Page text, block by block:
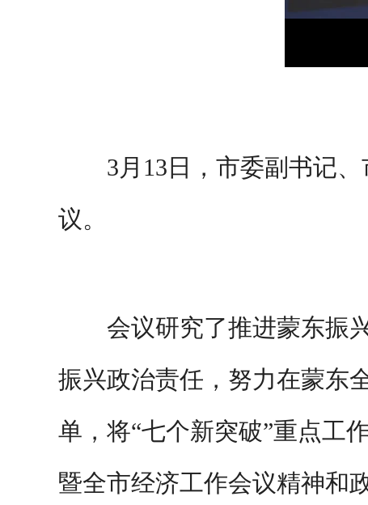
3月13日，市委副书记
议。
会议研究了推进蒙东振
振兴政治责任，努力在蒙东
单，将“七个新突破”重点工
暨全市经济工作会议精神和